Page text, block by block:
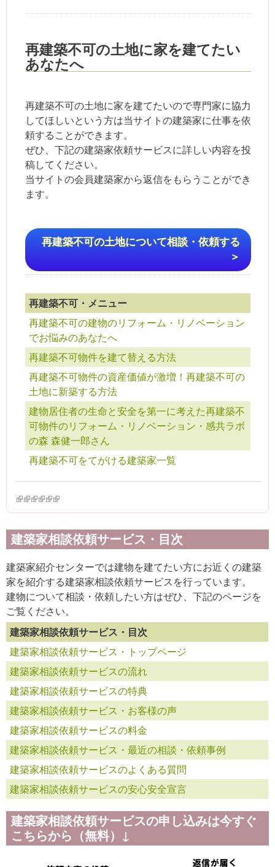
再建築不可の土地に家を建てたい
あなたへ
再建築不可の土地に家を建てたいので専門家に協力
してほしいという方は当サイトの建築家に仕事を依
頼することができます。
ぜひ、下記の建築家依頼サービスに詳しい内容を投
稿してください。
当サイトの会員建築家から返信をもらうことができ
ます。
再建築不可の土地について相談・依頼する
＞
再建築不可・メニュー
再建築不可の建物のリフォーム・リノベーション
でお悩みのあなたへ
再建築不可物件を建て替える方法
再建築不可物件の資産価値が激増！再建築不可の
土地に新築する方法
建物居住者の生命と安全を第一に考えた再建築不
可物件のリフォーム・リノベーション・感共ラボ
の森 森健一郎さん
再建築不可をてがける建築家一覧
(link is external)
(link is external)
(link is external)
(link is external)
(link is external)
(link is external)
建築家相談依頼サービス・目次
建築家紹介センターでは建物を建てたい方にお近くの建築
家を紹介する建築家相談依頼サービスを行っています。
建物について相談・依頼したい方はぜひ、下記のページを
ご覧ください。
建築家相談依頼サービス・目次
建築家相談依頼サービス・トップページ
建築家相談依頼サービスの流れ
建築家相談依頼サービスの特典
建築家相談依頼サービス・お客様の声
建築家相談依頼サービスの料金
建築家相談依頼サービス・最近の相談・依頼事例
建築家相談依頼サービスのよくある質問
建築家相談依頼サービスの安心安全宣言
建築家相談依頼サービスの申し込みは今すぐ
こちらから（無料）↓